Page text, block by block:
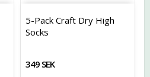
Lägg till i favoritlistan
5-Pack Craft Dry High
Socks
349 SEK